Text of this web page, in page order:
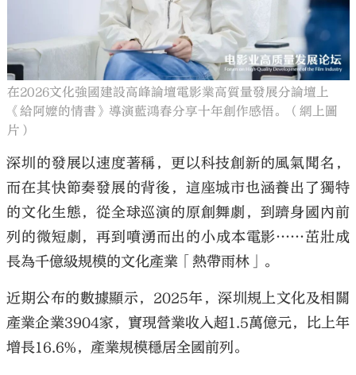
在2026文化強國建設高峰論壇電影業高質量發展分論壇上
《給阿嬤的情書》導演藍鴻春分享十年創作感悟。（網上圖
片）
深圳的發展以速度著稱，更以科技創新的風氣聞名，
而在其快節奏發展的背後，這座城市也涵養出了獨特
的文化生態，從全球巡演的原創舞劇，到躋身國內前
列的微短劇，再到噴湧而出的小成本電影……茁壯成
長為千億級規模的文化產業「熱帶雨林」。
近期公布的數據顯示，2025年，深圳規上文化及相關
產業企業3904家，實現營業收入超1.5萬億元，比上年
增長16.6%，產業規模穩居全國前列。